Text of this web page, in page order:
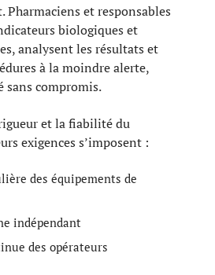
Pharmaciens et responsables
biologiques et
analysent les résultats et
à la moindre alerte,
sans compromis.
et la fiabilité du
exigences s’imposent :
des équipements de
indépendant
des opérateurs